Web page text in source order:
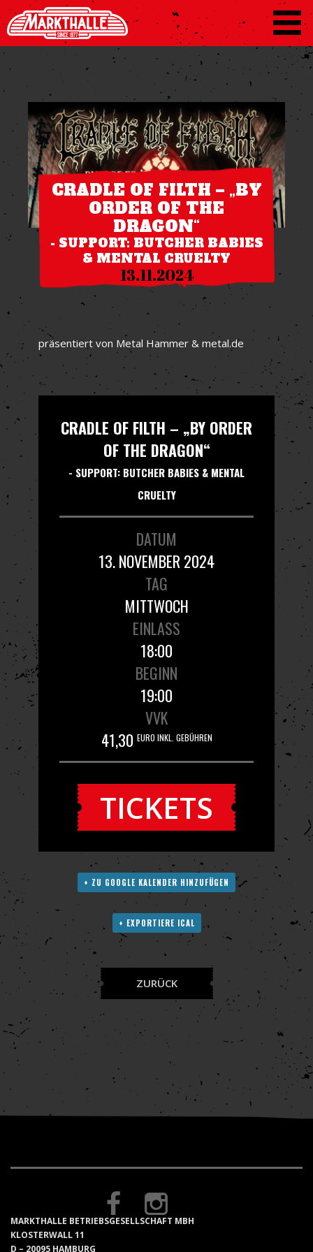
CRADLE OF FILTH – „BY
ORDER OF THE
DRAGON“
- SUPPORT: BUTCHER BABIES
& MENTAL CRUELTY
13.11.2024
präsentiert von Metal Hammer & metal.de
CRADLE OF FILTH – „BY ORDER
OF THE DRAGON“
- SUPPORT: BUTCHER BABIES & MENTAL
CRUELTY
DATUM
13. NOVEMBER 2024
TAG
MITTWOCH
EINLASS
18:00
BEGINN
19:00
VVK
41,30 EURO INKL. GEBÜHREN
TICKETS
+ ZU GOOGLE KALENDER HINZUFÜGEN
+ EXPORTIERE ICAL
ZURÜCK
MARKTHALLE BETRIEBSGESELLSCHAFT MBH
KLOSTERWALL 11
D – 20095 HAMBURG